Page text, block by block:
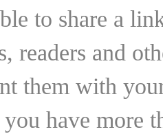
to share a
readers and
them with
have more